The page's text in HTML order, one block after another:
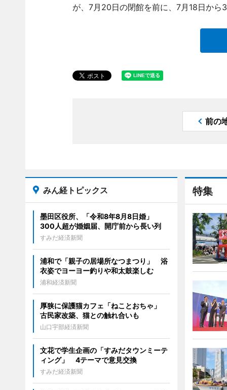
が、7月20日の閉館を前に、7月18日か
前の
特集
みん経トピックス
墨田区役所、「令和8年8月8日婚」
300人超が婚姻届、開庁前から長い列
すみだ経済新聞
浦和で「親子の居場所なつまつり」 浴
衣姿でヨーヨー釣りや和太鼓楽しむ
浦和経済新聞
厚狭に保護猫カフェ「ねことおちゃ」
古民家改築、猫との触れ合いも
山口宇部経済新聞
文花で学生企画の「すみだタウンミーテ
ィング」 4テーマで意見交換
すみだ経済新聞